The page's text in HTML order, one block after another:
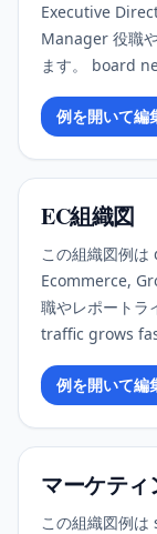
Executive
Manager 役職
ます。 board
例を開いて編
EC組織図
この組織図例
Ecommerce,
職やレポートラ
traffic grows
例を開いて編
マーケテ
この組織図例